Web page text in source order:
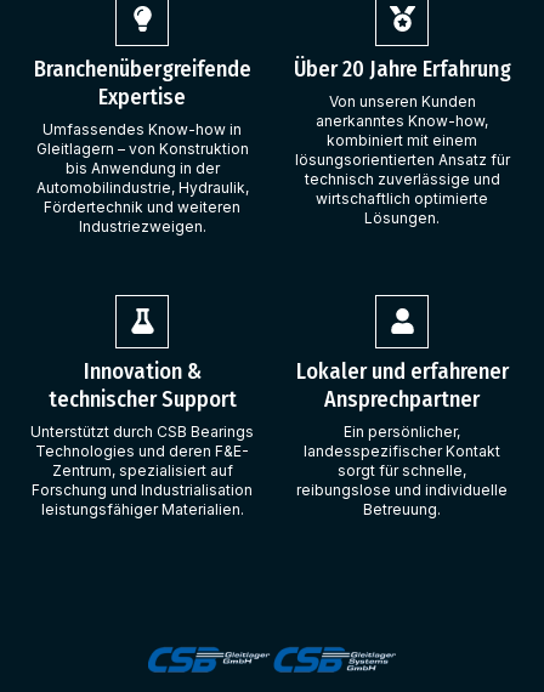
Branchenübergreifende
Expertise
Umfassendes Know-how in
Gleitlagern – von Konstruktion
bis Anwendung in der
Automobilindustrie, Hydraulik,
Fördertechnik und weiteren
Industriezweigen.
Über 20 Jahre Erfahrung
Von unseren Kunden
anerkanntes Know-how,
kombiniert mit einem
lösungsorientierten Ansatz für
technisch zuverlässige und
wirtschaftlich optimierte
Lösungen.
Innovation &
technischer Support
Unterstützt durch CSB Bearings
Technologies und deren F&E-
Zentrum, spezialisiert auf
Forschung und Industrialisation
leistungsfähiger Materialien.
Lokaler und erfahrener
Ansprechpartner
Ein persönlicher,
landesspezifischer Kontakt
sorgt für schnelle,
reibungslose und individuelle
Betreuung.